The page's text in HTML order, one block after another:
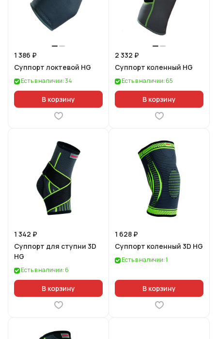
1 386 ₽
Суппорт локтевой HG
Есть в наличии: 34
В корзину
2 332 ₽
Суппорт коленный HG
Есть в наличии: 65
В корзину
1 342 ₽
Суппорт для ступни 3D
HG
Есть в наличии: 6
В корзину
1 628 ₽
Суппорт коленный 3D HG
Есть в наличии: 1
В корзину